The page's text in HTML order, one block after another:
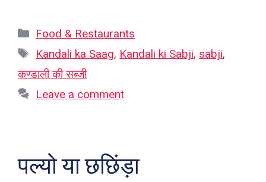
Categories
Food & Restaurants
Tags
Kandali ka Saag, Kandali ki Sabji, sabji,
कण्डाली की सब्जी
Leave a comment
पल्यो या छछिंड़ा